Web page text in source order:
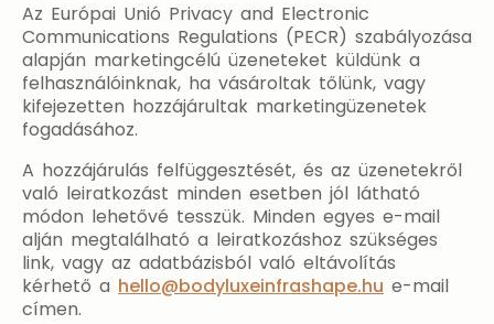
Az Európai Unió Privacy and Electronic
Communications Regulations (PECR) szabályozása
alapján marketingcélú üzeneteket küldünk a
felhasználóinknak, ha vásároltak tőlünk, vagy
kifejezetten hozzájárultak marketingüzenetek
fogadásához.
A hozzájárulás felfüggesztését, és az üzenetekről
való leiratkozást minden esetben jól látható
módon lehetővé tesszük. Minden egyes e-mail
alján megtalálható a leiratkozáshoz szükséges
link, vagy az adatbázisból való eltávolítás
kérhető a hello@bodyluxeinfrashape.hu e-mail
címen.